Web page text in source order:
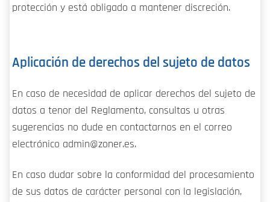
protección y está obligado a mantener discreción.
Aplicación de derechos del sujeto de datos
En caso de necesidad de aplicar derechos del sujeto de
datos a tenor del Reglamento, consultas u otras
sugerencias no dude en contactarnos en el correo
electrónico admin@zoner.es.
En caso dudar sobre la conformidad del procesamiento
de sus datos de carácter personal con la legislación,